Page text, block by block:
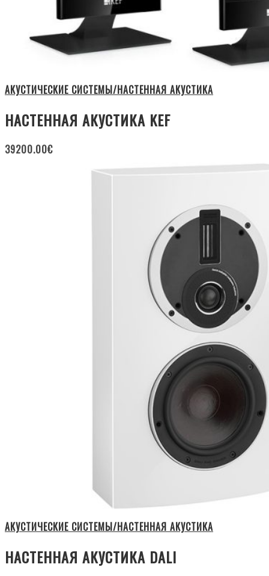
АКУСТИЧЕСКИЕ СИСТЕМЫ/НАСТЕННАЯ АКУСТИКА
НАСТЕННАЯ АКУСТИКА KEF
39200.00€
АКУСТИЧЕСКИЕ СИСТЕМЫ/НАСТЕННАЯ АКУСТИКА
НАСТЕННАЯ АКУСТИКА DALI